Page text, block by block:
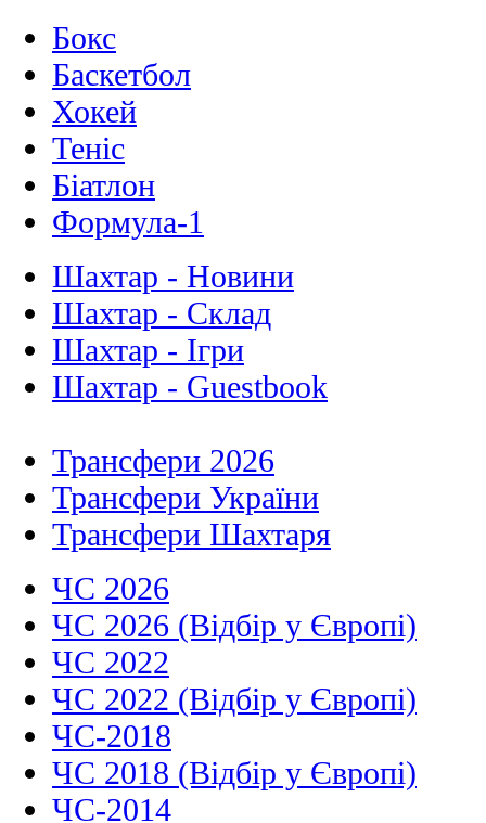
Бокс
Баскетбол
Хокей
Теніс
Біатлон
Формула-1
Шахтар - Новини
Шахтар - Склад
Шахтар - Ігри
Шахтар - Guestbook
Трансфери 2026
Трансфери України
Трансфери Шахтаря
ЧС 2026
ЧС 2026 (Відбір у Європі)
ЧС 2022
ЧС 2022 (Відбір у Європі)
ЧС-2018
ЧС 2018 (Відбір у Європі)
ЧС-2014